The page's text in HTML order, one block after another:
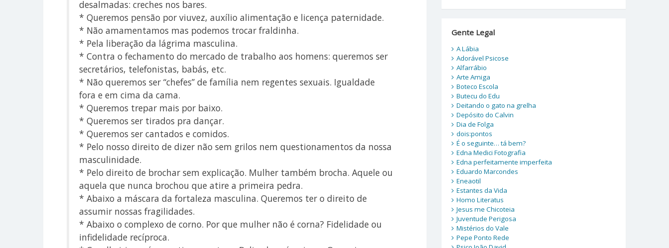
desalmadas: creches nos bares.
* Queremos pensão por viuvez, auxílio alimentação e licença paternidade.
* Não amamentamos mas podemos trocar fraldinha.
* Pela liberação da lágrima masculina.
* Contra o fechamento do mercado de trabalho aos homens: queremos ser
secretários, telefonistas, babás, etc.
* Não queremos ser “chefes” de família nem regentes sexuais. Igualdade
fora e em cima da cama.
* Queremos trepar mais por baixo.
* Queremos ser tirados pra dançar.
* Queremos ser cantados e comidos.
* Pelo nosso direito de dizer não sem grilos nem questionamentos da nossa
masculinidade.
* Pelo direito de brochar sem explicação. Mulher também brocha. Aquele ou
aquela que nunca brochou que atire a primeira pedra.
* Abaixo a máscara da fortaleza masculina. Queremos ter o direito de
assumir nossas fragilidades.
* Abaixo o complexo de corno. Por que mulher não é corna? Fidelidade ou
infidelidade recíproca.
Gente Legal
A Lábia
Adorável Psicose
Alfarrábio
Arte Amiga
Boteco Escola
Butecu do Edu
Deitando o gato na grelha
Depósito do Calvin
Dia de Folga
dois:pontos
É o seguinte… tá bem?
Edna Medici Fotografia
Edna perfeitamente imperfeita
Eduardo Marcondes
Eneaotil
Estantes da Vida
Homo Literatus
Jesus me Chicoteia
Juventude Perigosa
Mistérios do Vale
Pepe Ponto Rede